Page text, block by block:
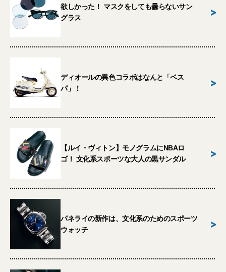
欲しかった！ マスクをしても曇らないサン
グラス
>
ディオールの異色コラボはなんと「ベス
パ」！
>
【ルイ・ヴィトン】モノグラムにNBAロ
ゴ！ 文化系スポーツな大人の黒サンダル
>
パネライの新作は、文化系のためのスポーツ
ウォッチ
>